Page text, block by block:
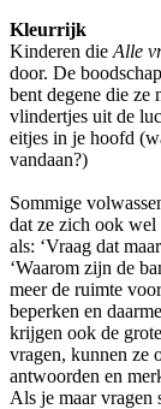
Kleurrijk
Kinderen die Alle
door. De
bent degene die ze
vlindertjes uit de
eitjes in je hoofd
vandaan?)
Sommige
dat ze zich ook wel
als: ‘Vraag dat
‘Waarom zijn de
meer de ruimte
beperken en
krijgen ook de
vragen, kunnen ze
antwoorden en
Als je maar vragen